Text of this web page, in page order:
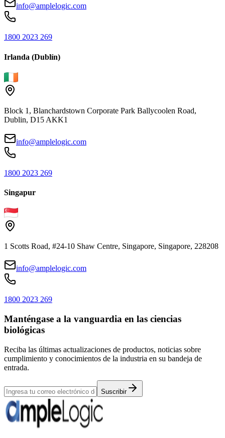
info@amplelogic.com
1800 2023 269
Irlanda (Dublín)
Block 1, Blanchardstown Corporate Park Ballycoolen Road,
Dublin, D15 AKK1
info@amplelogic.com
1800 2023 269
Singapur
1 Scotts Road, #24-10 Shaw Centre, Singapore, Singapore, 228208
info@amplelogic.com
1800 2023 269
Manténgase a la vanguardia en las ciencias
biológicas
Reciba las últimas actualizaciones de productos, noticias sobre
cumplimiento y conocimientos de la industria en su bandeja de
entrada.
Suscribir